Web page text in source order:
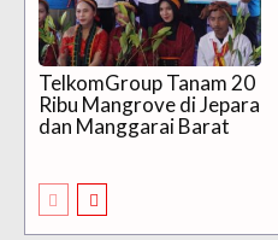
TelkomGroup Tanam 20
Ribu Mangrove di Jepara
dan Manggarai Barat